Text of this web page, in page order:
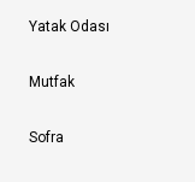
Yatak Odası
Mutfak
Sofra